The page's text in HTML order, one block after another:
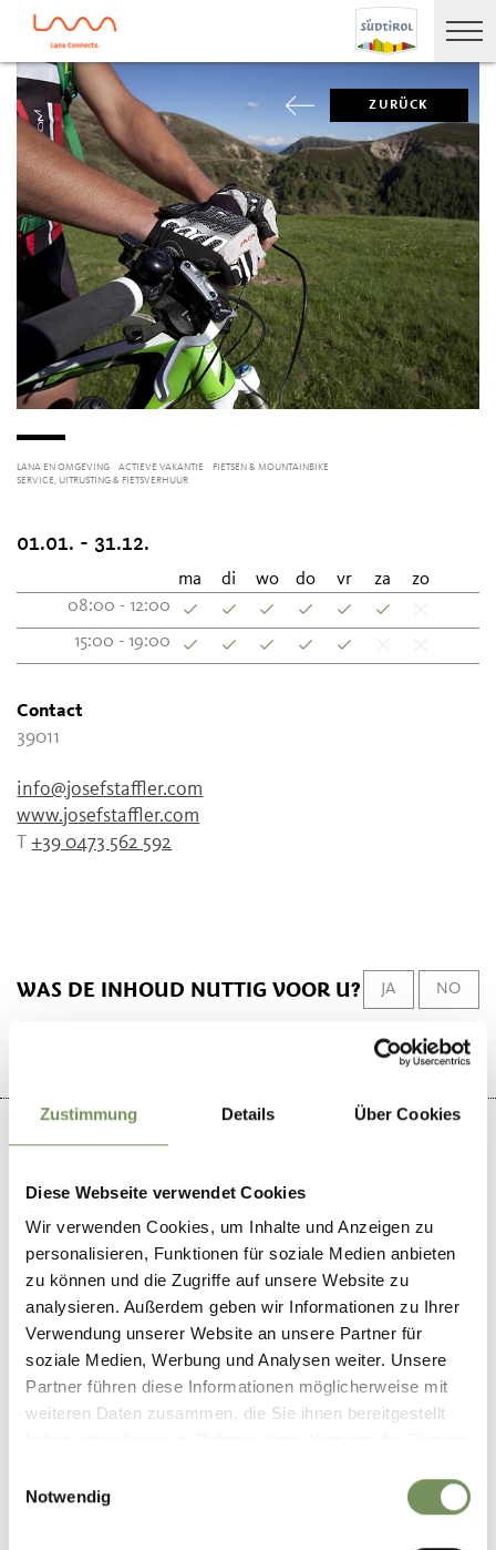
Zustimmung Details Über Cookies
Diese Webseite verwendet Cookies
Wir verwenden Cookies, um Inhalte und Anzeigen zu
personalisieren, Funktionen für soziale Medien anbieten
zu können und die Zugriffe auf unsere Website zu
analysieren. Außerdem geben wir Informationen zu Ihrer
Verwendung unserer Website an unsere Partner für
soziale Medien, Werbung und Analysen weiter. Unsere
Partner führen diese Informationen möglicherweise mit
weiteren Daten zusammen, die Sie ihnen bereitgestellt
Notwendig
ZURÜCK
LANA EN OMGEVING ACTIEVE VAKANTIE
FIETSEN & MOUNTAINBIKE
SERVICE, UITRUSTING & FIETSVERHUUR
01.01. - 31.12.
ma di wo do vr za
zo
08:00 - 12:00
15:00 - 19:00
Contact
39011
info@josefstaffler.com
www.josefstaffler.com
T+39 0473 562 592
WAS DE INHOUD NUTTIG VOOR U? JA NO
+
−